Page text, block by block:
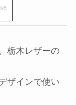
6
栃木レザーの
ザインで使い